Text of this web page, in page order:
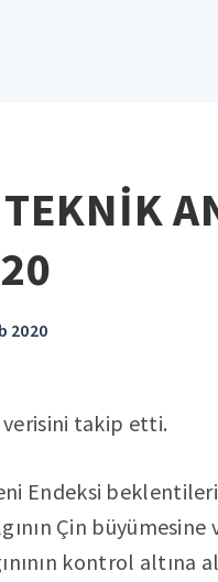
2020
verisini takip etti.
Endeksi
Çin büyümesine
kontrol altına